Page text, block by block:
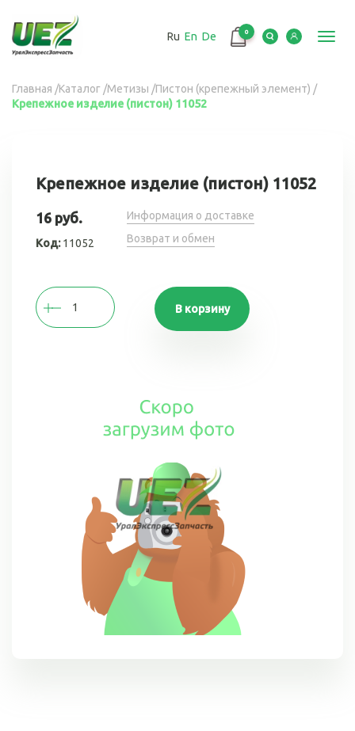
основному
содержанию
Ru En De 0
Вы
здесь
Главная /Каталог /Метизы /Пистон (крепежный элемент) /
Крепежное изделие (пистон) 11052
Крепежное изделие (пистон) 11052
16 руб.
Код:11052
Информация о доставке
Возврат и обмен
В корзину